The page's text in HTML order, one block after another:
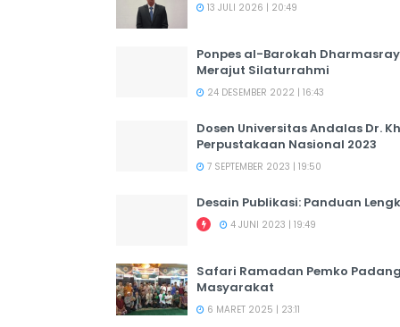
13 JULI 2026 | 20:49
Ponpes al-Barokah
Merajut Silaturrahmi
24 DESEMBER 2022 | 16:43
Dosen Universitas Andalas Dr.
Perpustakaan Nasional 2023
7 SEPTEMBER 2023 | 19:50
Desain Publikasi: Panduan
4 JUNI 2023 | 19:49
Safari Ramadan Pemko
Masyarakat
6 MARET 2025 | 23:11